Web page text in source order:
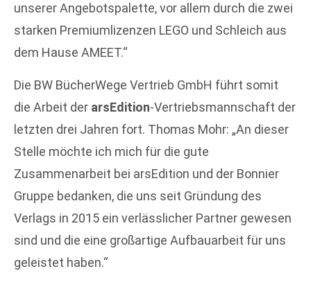
unserer Angebotspalette, vor allem durch die zwei
starken Premiumlizenzen LEGO und Schleich aus
dem Hause AMEET.“
Die BW BücherWege Vertrieb GmbH führt somit
die Arbeit der arsEdition-Vertriebsmannschaft der
letzten drei Jahren fort. Thomas Mohr: „An dieser
Stelle möchte ich mich für die gute
Zusammenarbeit bei arsEdition und der Bonnier
Gruppe bedanken, die uns seit Gründung des
Verlags in 2015 ein verlässlicher Partner gewesen
sind und die eine großartige Aufbauarbeit für uns
geleistet haben.“